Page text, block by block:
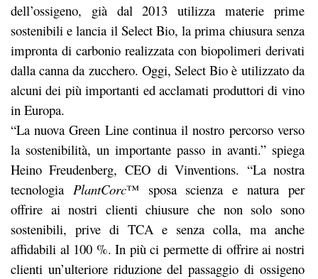
dell’ossigeno, già dal 2013 utilizza materie prime
sostenibili e lancia il Select Bio, la prima chiusura senza
impronta di carbonio realizzata con biopolimeri derivati
dalla canna da zucchero. Oggi, Select Bio è utilizzato da
alcuni dei più importanti ed acclamati produttori di vino
in Europa.
“La nuova Green Line continua il nostro percorso verso
la sostenibilità, un importante passo in avanti.” spiega
Heino Freudenberg, CEO di Vinventions. “La nostra
tecnologia PlantCorc™ sposa scienza e natura per
offrire ai nostri clienti chiusure che non solo sono
sostenibili, prive di TCA e senza colla, ma anche
affidabili al 100 %. In più ci permette di offrire ai nostri
clienti un’ulteriore riduzione del passaggio di ossigeno